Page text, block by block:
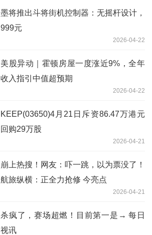
墨将推出斗将街机控制器：无摇杆设计，
999元
2026-04-22
美股异动｜霍顿房屋一度涨近9%，全年
收入指引中值超预期
2026-04-22
KEEP(03650)4月21日斥资86.47万港元
回购29万股
2026-04-21
崩上热搜！网友：吓一跳，以为票没了！
航旅纵横：正全力抢修 今亮点
2026-04-21
杀疯了，赛场超燃！目前第一是→ 每日
视讯